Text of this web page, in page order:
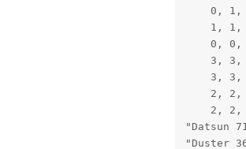
0, 1,
1, 1,
0, 0,
3, 3,
3, 3,
2, 2,
2, 2,
"Datsun
"Duster